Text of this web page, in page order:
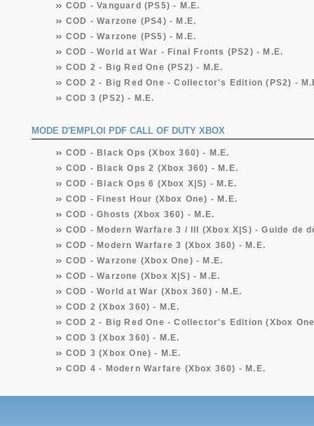
COD - Vanguard (PS5) - M.E.
COD - Warzone (PS4) - M.E.
COD - Warzone (PS5) - M.E.
COD - World at War - Final Fronts (PS2) - M.E.
COD 2 - Big Red One (PS2) - M.E.
COD 2 - Big Red One - Collector's Edition (PS2) -
COD 3 (PS2) - M.E.
MODE D'EMPLOI PDF CALL OF DUTY XBOX
COD - Black Ops (Xbox 360) - M.E.
COD - Black Ops 2 (Xbox 360) - M.E.
COD - Black Ops 6 (Xbox X|S) - M.E.
COD - Finest Hour (Xbox One) - M.E.
COD - Ghosts (Xbox 360) - M.E.
COD - Modern Warfare 3 / III (Xbox X|S) - Guide de
COD - Modern Warfare 3 (Xbox 360) - M.E.
COD - Warzone (Xbox One) - M.E.
COD - Warzone (Xbox X|S) - M.E.
COD - World at War (Xbox 360) - M.E.
COD 2 (Xbox 360) - M.E.
COD 2 - Big Red One - Collector's Edition (Xbox
COD 3 (Xbox 360) - M.E.
COD 3 (Xbox One) - M.E.
COD 4 - Modern Warfare (Xbox 360) - M.E.